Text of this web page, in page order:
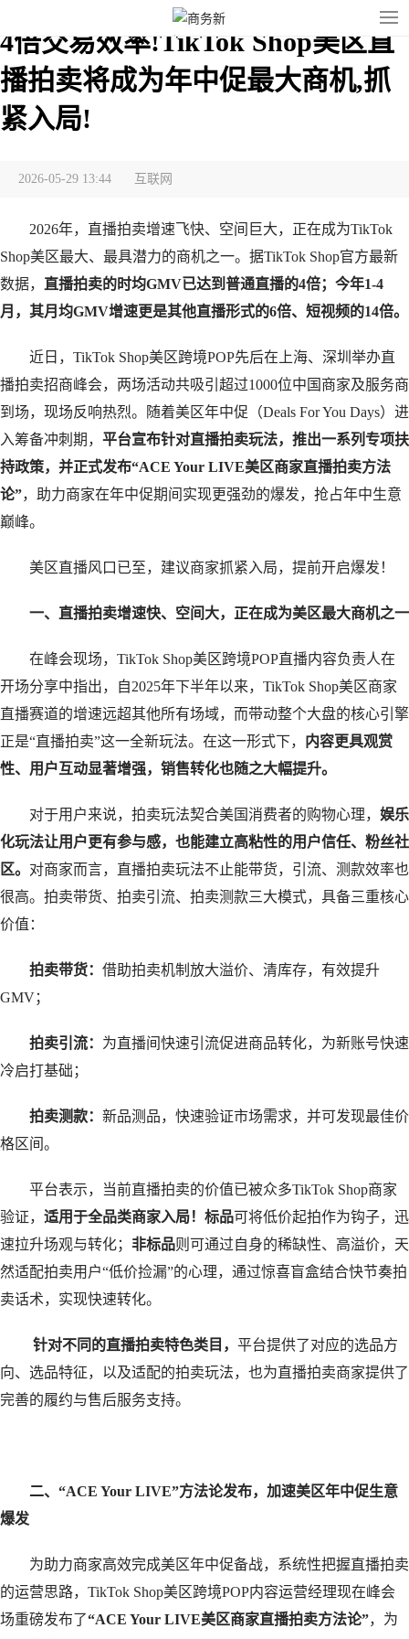
4倍交易效率!TikTok Shop美区直
播拍卖将成为年中促最大商机,抓
紧入局!
2026-05-29 13:44 互联网
2026年，直播拍卖增速飞快、空间巨大，正在成为TikTok
Shop美区最大、最具潜力的商机之一。据TikTok Shop官方最新
数据， 直播拍卖的时均GMV已达到普通直播的4倍；今年1-4
月，其月均GMV增速更是其他直播形式的6倍、短视频的14倍。
近日，TikTok Shop美区跨境POP先后在上海、深圳举办直
播拍卖招商峰会，两场活动共吸引超过1000位中国商家及服务商
到场，现场反响热烈。随着美区年中促（Deals For You Days）进
入筹备冲刺期， 平台宣布针对直播拍卖玩法，推出一系列专项扶
持政策，并正式发布“ACE Your LIVE美区商家直播拍卖方法
论”，助力商家在年中促期间实现更强劲的爆发，抢占年中生意
巅峰。
美区直播风口已至，建议商家抓紧入局，提前开启爆发！
一、直播拍卖增速快、空间大，正在成为美区最大商机之一
在峰会现场，TikTok Shop美区跨境POP直播内容负责人在
开场分享中指出，自2025年下半年以来，TikTok Shop美区商家
直播赛道的增速远超其他所有场域，而带动整个大盘的核心引擎
正是“直播拍卖”这一全新玩法。在这一形式下， 内容更具观赏
性、用户互动显著增强，销售转化也随之大幅提升。
对于用户来说，拍卖玩法契合美国消费者的购物心理， 娱乐
化玩法让用户更有参与感，也能建立高粘性的用户信任、粉丝社
区。 对商家而言，直播拍卖玩法不止能带货，引流、测款效率也
很高。拍卖带货、拍卖引流、拍卖测款三大模式，具备三重核心
价值：
拍卖带货： 借助拍卖机制放大溢价、清库存，有效提升
GMV；
拍卖引流： 为直播间快速引流促进商品转化，为新账号快速
冷启打基础；
拍卖测款： 新品测品，快速验证市场需求，并可发现最佳价
格区间。
平台表示，当前直播拍卖的价值已被众多TikTok Shop商家
验证， 适用于全品类商家入局！标品可将低价起拍作为钩子，迅
速拉升场观与转化； 非标品则可通过自身的稀缺性、高溢价，天
然适配拍卖用户“低价捡漏”的心理，通过惊喜盲盒结合快节奏拍
卖话术，实现快速转化。
针对不同的直播拍卖特色类目， 平台提供了对应的选品方
向、选品特征，以及适配的拍卖玩法，也为直播拍卖商家提供了
完善的履约与售后服务支持。
二、“ACE Your LIVE”方法论发布，加速美区年中促生意
爆发
为助力商家高效完成美区年中促备战，系统性把握直播拍卖
的运营思路，TikTok Shop美区跨境POP内容运营经理现在峰会
场重磅发布了“ACE Your LIVE美区商家直播拍卖方法论”，为